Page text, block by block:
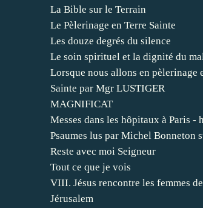
La Bible sur le Terrain
Le Pèlerinage en Terre Sainte
Les douze degrés du silence
Le soin spirituel et la dignité du
Lorsque nous allons en pèlerinage
Sainte par Mgr LUSTIGER
MAGNIFICAT
Messes dans les hôpitaux à Paris -
Psaumes lus par Michel Bonneton
Reste avec moi Seigneur
Tout ce que je vois
VIII. Jésus rencontre les femmes de
Jérusalem